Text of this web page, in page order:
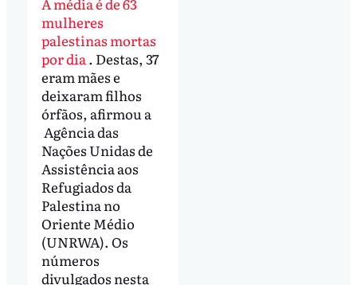
mulheres
palestinas mortas
por dia . Destas, 37
eram mães e
deixaram filhos
órfãos, afirmou a
Agência das
Nações Unidas de
Assistência aos
Refugiados da
Palestina no
Oriente Médio
(UNRWA). Os
números
divulgados nesta